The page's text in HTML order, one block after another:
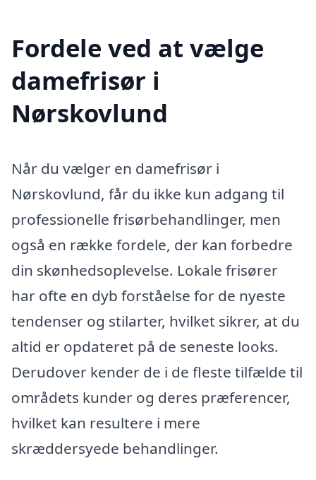
Fordele ved at vælge
damefrisør i
Nørskovlund
Når du vælger en damefrisør i
Nørskovlund, får du ikke kun adgang til
professionelle frisørbehandlinger, men
også en række fordele, der kan forbedre
din skønhedsoplevelse. Lokale frisører
har ofte en dyb forståelse for de nyeste
tendenser og stilarter, hvilket sikrer, at du
altid er opdateret på de seneste looks.
Derudover kender de i de fleste tilfælde til
områdets kunder og deres præferencer,
hvilket kan resultere i mere
skræddersyede behandlinger.